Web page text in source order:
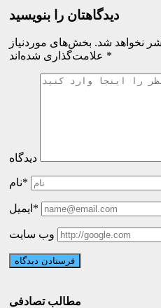
دیدگاهتان را بنویسید
نخواهد شد. بخش‌های موردنیاز
*
دیدگاه
نام*
ایمیل*
وب سایت
مطالب تصادفی